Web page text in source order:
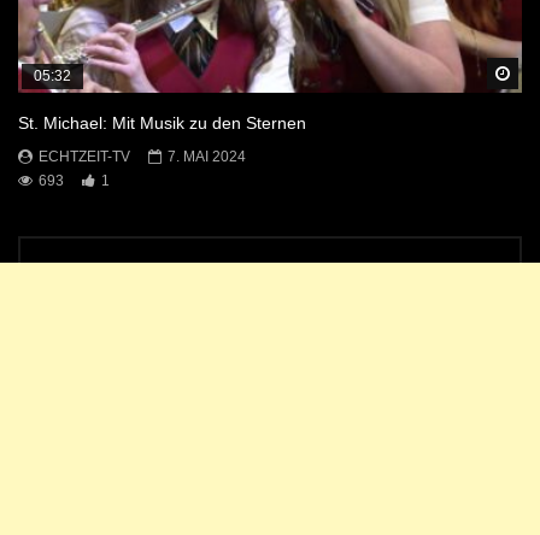
05:32
St. Michael: Mit Musik zu den Sternen
ECHTZEIT-TV
7. MAI 2024
693
1